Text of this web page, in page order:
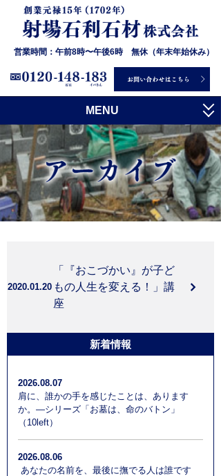
営業時間：午前8時〜午後6時 無休（年末年始休み）
MENU
トップ
射場石利石材について
お墓について
石について
よくある質問
お問い合わせ
2020.01.20
「『おこづかい』が子ど
もの人生を変える！」講
座
新着情報
2026.08.07
肩に、誰かの手を感じたことは、あります
か。―シリーズ「お墓は、命のバトン」
（10left）
2026.08.06
あなたの名前を、最後に撫でる人は誰です